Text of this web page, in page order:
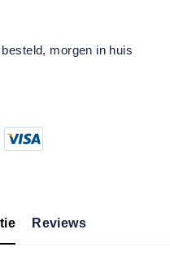
morgen in huis
Reviews